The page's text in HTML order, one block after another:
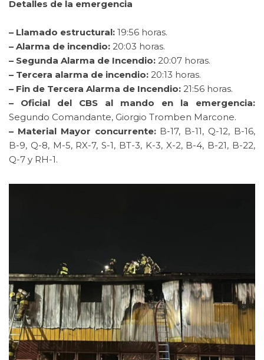
Detalles de la emergencia
– Llamado estructural: 19:56 horas.
– Alarma de incendio: 20:03 horas.
– Segunda Alarma de Incendio: 20:07 horas.
– Tercera alarma de incendio: 20:13 horas.
– Fin de Tercera Alarma de Incendio: 21:56 horas.
– Oficial del CBS al mando en la emergencia:
Segundo Comandante, Giorgio Tromben Marcone.
– Material Mayor concurrente:B-17, B-11, Q-12, B-16,
B-9, Q-8, M-5, RX-7, S-1, BT-3, K-3, X-2, B-4, B-21, B-22,
Q-7 y RH-1.